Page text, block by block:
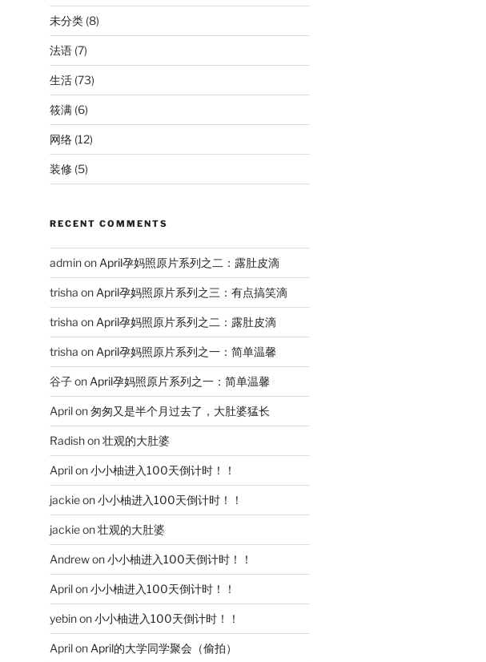
未分类(8)
法语(7)
生活(73)
筱满(6)
网络(12)
装修(5)
RECENT COMMENTS
adminon April孕妈照原片系列之二：露肚皮滴
trisha on April孕妈照原片系列之三：有点搞笑滴
trisha on April孕妈照原片系列之二：露肚皮滴
trisha on April孕妈照原片系列之一：简单温馨
谷子on April孕妈照原片系列之一：简单温馨
Aprilon匆匆又是半个月过去了，大肚婆猛长
Radishon壮观的大肚婆
Aprilon小小柚进入100天倒计时！！
jackieon小小柚进入100天倒计时！！
jackieon壮观的大肚婆
Andrewon小小柚进入100天倒计时！！
Aprilon小小柚进入100天倒计时！！
yebinon小小柚进入100天倒计时！！
Aprilon April的大学同学聚会（偷拍）